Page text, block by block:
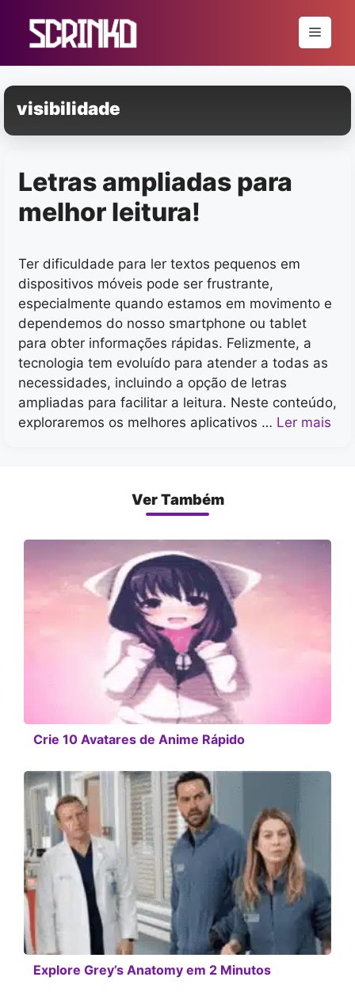
conteúdo
Menu
visibilidade
Letras ampliadas para
melhor leitura!
Ter dificuldade para ler textos pequenos em
dispositivos móveis pode ser frustrante,
especialmente quando estamos em movimento e
dependemos do nosso smartphone ou tablet
para obter informações rápidas. Felizmente, a
tecnologia tem evoluído para atender a todas as
necessidades, incluindo a opção de letras
ampliadas para facilitar a leitura. Neste conteúdo,
exploraremos os melhores aplicativos … Ler mais
Ver Também
Crie 10 Avatares de Anime Rápido
Explore Grey’s Anatomy em 2 Minutos